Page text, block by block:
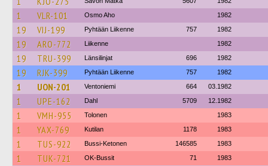
1 VLR-101 Osmo Aho 1982
19 VIJ-199 Pyhtään Liikenne 757 1982
19 ARO-772 Liikenne 1982
19 TRU-399 Länsilinjat 696 1982
19 RJK-399 Pyhtään Liikenne 757 1982
1 UON-201 Ventoniemi 664 03.1982
1 UPE-162 Dahl 5709 12.1982
1 VMH-955 Tolonen 1983
1 YAX-769 Kutilan 1178 1983
1 TUS-922 Bussi-Ketonen 146585 1983
1 TUK-721 OK-Bussit 71 1983